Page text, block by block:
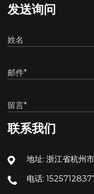
发送询问
联系我们
地址: 浙江省杭州
电话: